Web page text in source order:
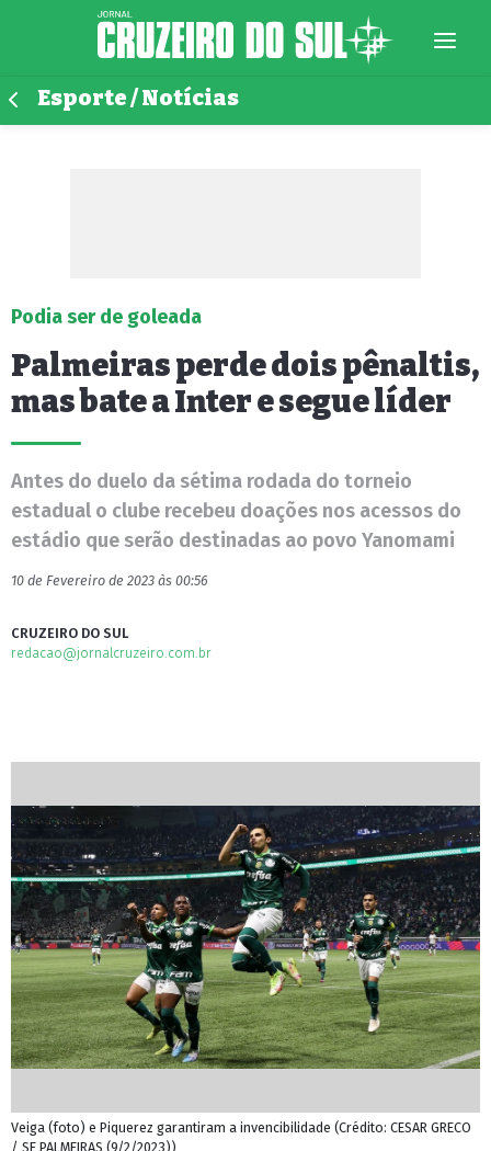
Esporte / Notícias
Podia ser de goleada
Palmeiras perde dois pênaltis,
mas bate a Inter e segue líder
Antes do duelo da sétima rodada do torneio
estadual o clube recebeu doações nos acessos do
estádio que serão destinadas ao povo Yanomami
10 de Fevereiro de 2023 às 00:56
CRUZEIRO DO SUL
redacao@jornalcruzeiro.com.br
Veiga (foto) e Piquerez garantiram a invencibilidade (Crédito: CESAR GRECO
/ SE PALMEIRAS (9/2/2023))